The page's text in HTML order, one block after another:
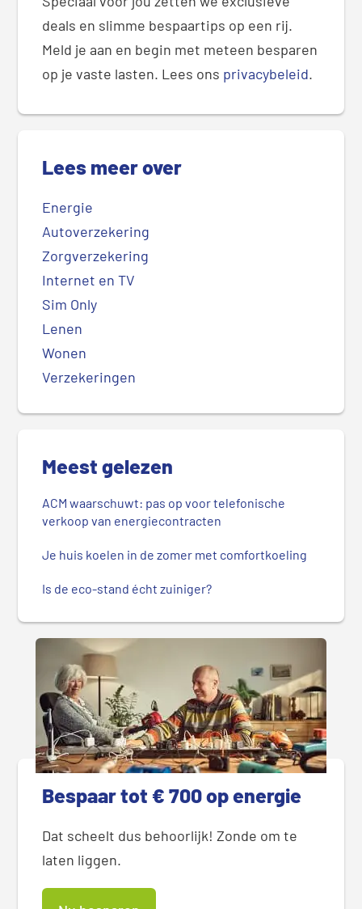
deals en slimme bespaartips op een rij.
Meld je aan en begin met meteen besparen
op je vaste lasten. Lees ons privacybeleid.
Lees meer over
Energie
Autoverzekering
Zorgverzekering
Internet en TV
Sim Only
Lenen
Wonen
Verzekeringen
Meest gelezen
ACM waarschuwt: pas op voor telefonische
verkoop van energiecontracten
Je huis koelen in de zomer met comfortkoeling
Is de eco-stand écht zuiniger?
Bespaar tot € 700 op energie
Dat scheelt dus behoorlijk! Zonde om te
laten liggen.